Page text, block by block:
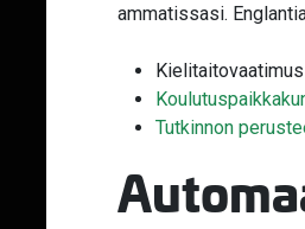
ammatissasi.
Kielitaitovaatimus
Tutkinnon